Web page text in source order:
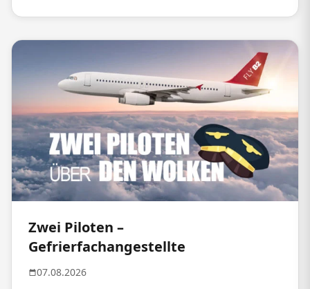
Zwei Piloten –
Gefrierfachangestellte
07.08.2026